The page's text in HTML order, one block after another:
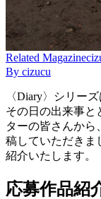
Related Magazine
By cizucu
〈Diary〉シリー
その日の出来事と
ターの皆さんから
稿していただきま
紹介いたします。
応募作品紹